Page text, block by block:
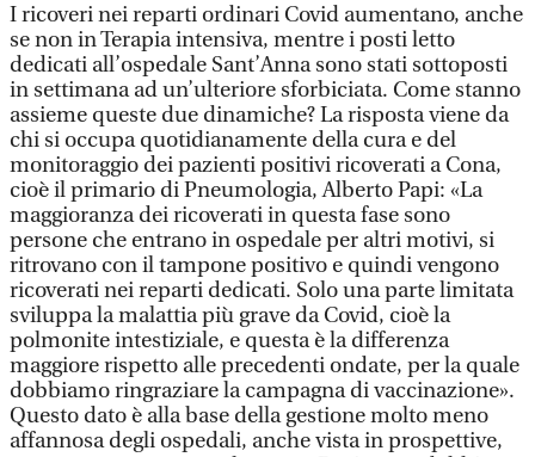
I ricoveri nei reparti ordinari Covid aumentano, anche
se non in Terapia intensiva, mentre i posti letto
dedicati all’ospedale Sant’Anna sono stati sottoposti
in settimana ad un’ulteriore sforbiciata. Come stanno
assieme queste due dinamiche? La risposta viene da
chi si occupa quotidianamente della cura e del
monitoraggio dei pazienti positivi ricoverati a Cona,
cioè il primario di Pneumologia, Alberto Papi: «La
maggioranza dei ricoverati in questa fase sono
persone che entrano in ospedale per altri motivi, si
ritrovano con il tampone positivo e quindi vengono
ricoverati nei reparti dedicati. Solo una parte limitata
sviluppa la malattia più grave da Covid, cioè la
polmonite intestiziale, e questa è la differenza
maggiore rispetto alle precedenti ondate, per la quale
dobbiamo ringraziare la campagna di vaccinazione».
Questo dato è alla base della gestione molto meno
affannosa degli ospedali, anche vista in prospettive,